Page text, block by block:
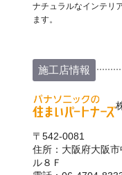
ナチュラルなインテリ
ます。
施工店情報
〒542-0081
住所：大阪府大阪
ル８Ｆ